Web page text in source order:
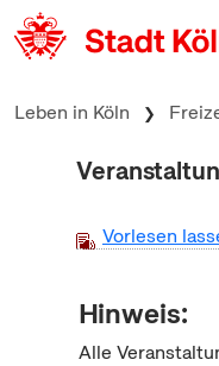
zum Inhalt springen
Leben in Köln
Vorlesen
Hinweis:
Alle